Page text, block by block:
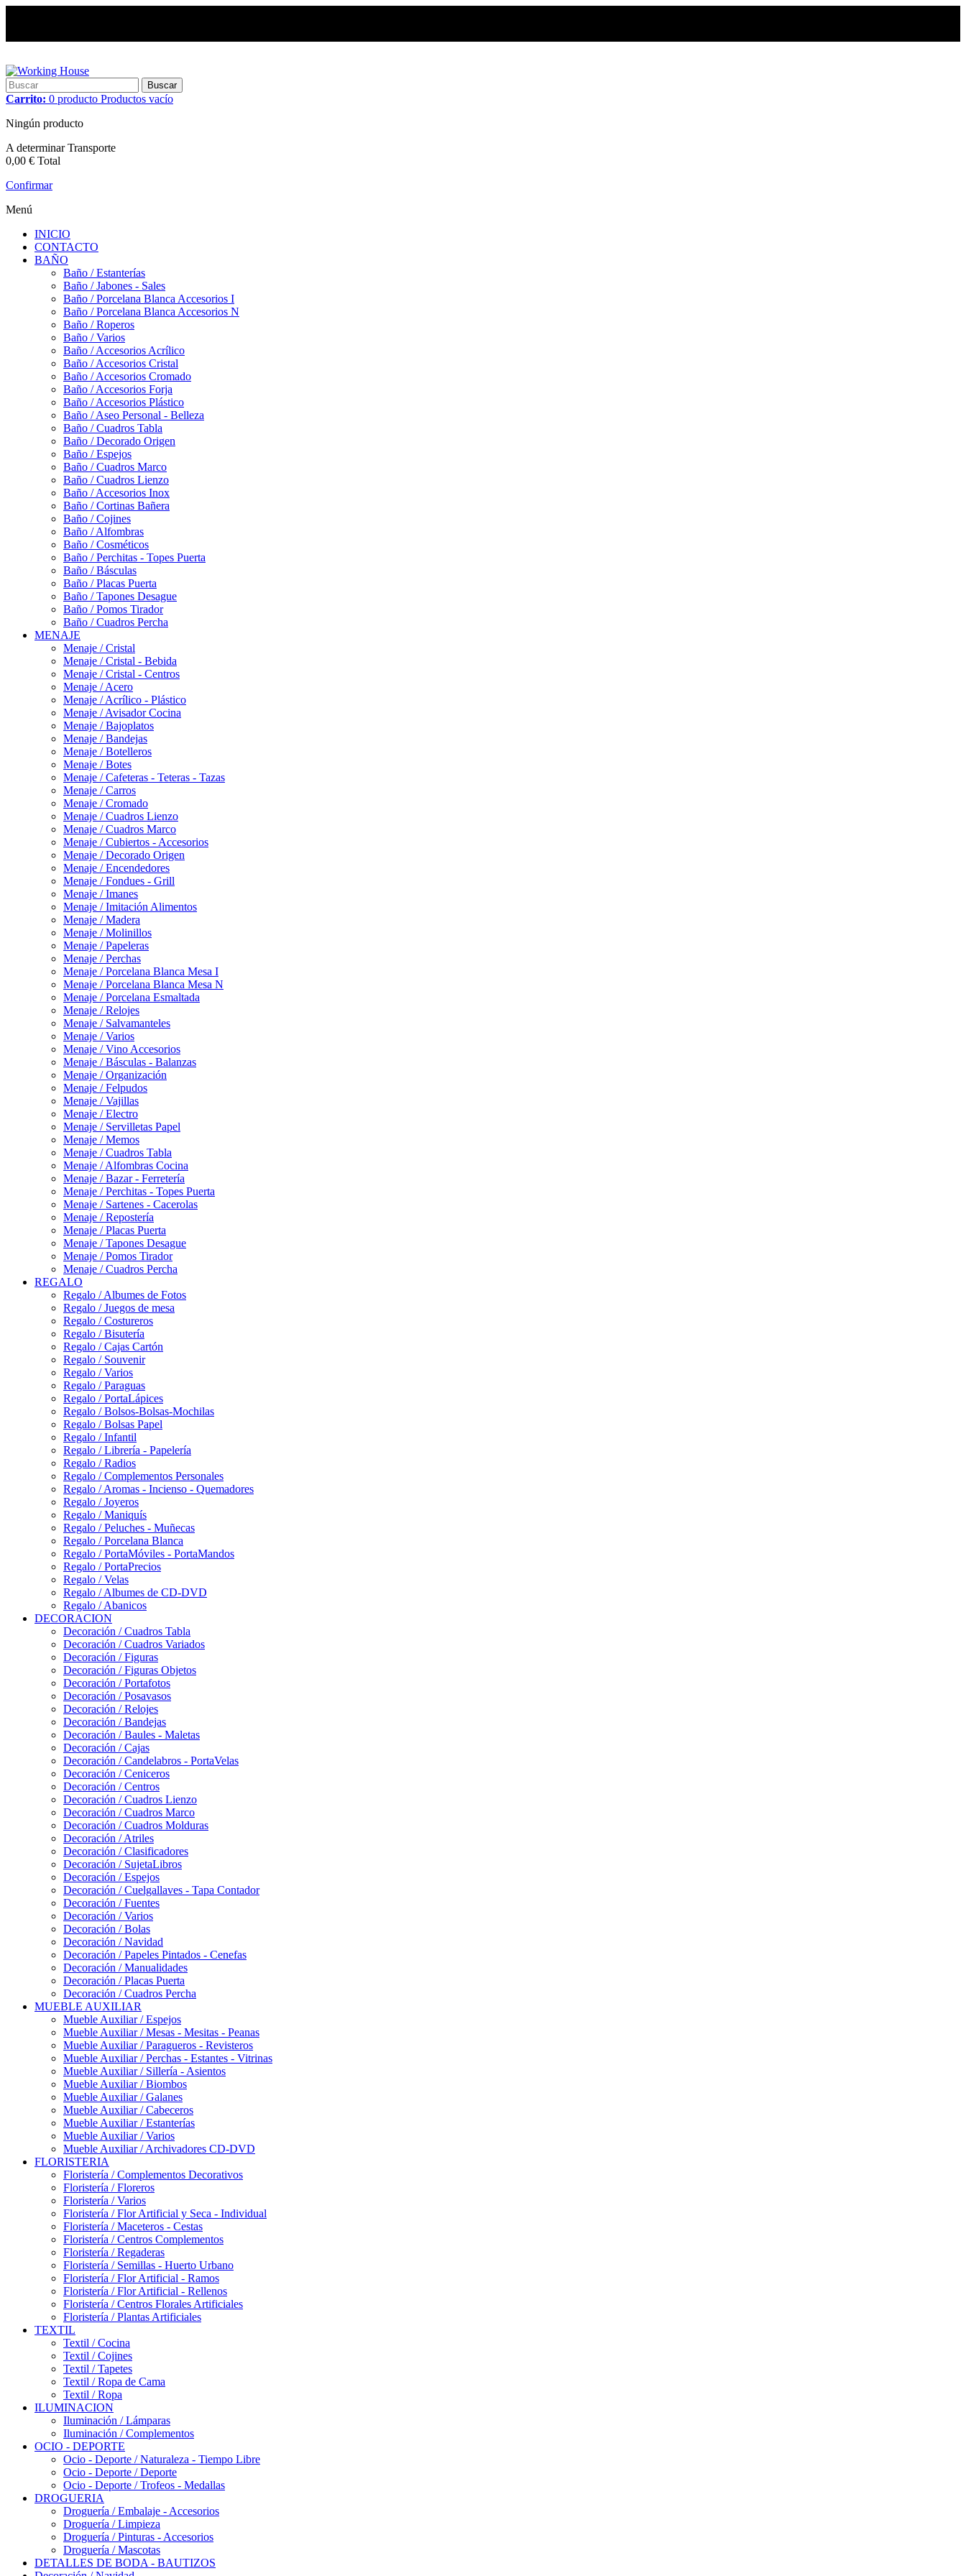
Buscar
Carrito: 0 producto Productos vacío
Ningún producto
A determinarTransporte
0,00 € Total
Confirmar
Menú
INICIO
CONTACTO
BAÑO
Baño / Estanterías
Baño / Jabones - Sales
Baño / Porcelana Blanca Accesorios I
Baño / Porcelana Blanca Accesorios N
Baño / Roperos
Baño / Varios
Baño / Accesorios Acrílico
Baño / Accesorios Cristal
Baño / Accesorios Cromado
Baño / Accesorios Forja
Baño / Accesorios Plástico
Baño / Aseo Personal - Belleza
Baño / Cuadros Tabla
Baño / Decorado Origen
Baño / Espejos
Baño / Cuadros Marco
Baño / Cuadros Lienzo
Baño / Accesorios Inox
Baño / Cortinas Bañera
Baño / Cojines
Baño / Alfombras
Baño / Cosméticos
Baño / Perchitas - Topes Puerta
Baño / Básculas
Baño / Placas Puerta
Baño / Tapones Desague
Baño / Pomos Tirador
Baño / Cuadros Percha
MENAJE
Menaje / Cristal
Menaje / Cristal - Bebida
Menaje / Cristal - Centros
Menaje / Acero
Menaje / Acrílico - Plástico
Menaje / Avisador Cocina
Menaje / Bajoplatos
Menaje / Bandejas
Menaje / Botelleros
Menaje / Botes
Menaje / Cafeteras - Teteras - Tazas
Menaje / Carros
Menaje / Cromado
Menaje / Cuadros Lienzo
Menaje / Cuadros Marco
Menaje / Cubiertos - Accesorios
Menaje / Decorado Origen
Menaje / Encendedores
Menaje / Fondues - Grill
Menaje / Imanes
Menaje / Imitación Alimentos
Menaje / Madera
Menaje / Molinillos
Menaje / Papeleras
Menaje / Perchas
Menaje / Porcelana Blanca Mesa I
Menaje / Porcelana Blanca Mesa N
Menaje / Porcelana Esmaltada
Menaje / Relojes
Menaje / Salvamanteles
Menaje / Varios
Menaje / Vino Accesorios
Menaje / Básculas - Balanzas
Menaje / Organización
Menaje / Felpudos
Menaje / Vajillas
Menaje / Electro
Menaje / Servilletas Papel
Menaje / Memos
Menaje / Cuadros Tabla
Menaje / Alfombras Cocina
Menaje / Bazar - Ferretería
Menaje / Perchitas - Topes Puerta
Menaje / Sartenes - Cacerolas
Menaje / Repostería
Menaje / Placas Puerta
Menaje / Tapones Desague
Menaje / Pomos Tirador
Menaje / Cuadros Percha
REGALO
Regalo / Albumes de Fotos
Regalo / Juegos de mesa
Regalo / Costureros
Regalo / Bisutería
Regalo / Cajas Cartón
Regalo / Souvenir
Regalo / Varios
Regalo / Paraguas
Regalo / PortaLápices
Regalo / Bolsos-Bolsas-Mochilas
Regalo / Bolsas Papel
Regalo / Infantil
Regalo / Librería - Papelería
Regalo / Radios
Regalo / Complementos Personales
Regalo / Aromas - Incienso - Quemadores
Regalo / Joyeros
Regalo / Maniquís
Regalo / Peluches - Muñecas
Regalo / Porcelana Blanca
Regalo / PortaMóviles - PortaMandos
Regalo / PortaPrecios
Regalo / Velas
Regalo / Albumes de CD-DVD
Regalo / Abanicos
DECORACION
Decoración / Cuadros Tabla
Decoración / Cuadros Variados
Decoración / Figuras
Decoración / Figuras Objetos
Decoración / Portafotos
Decoración / Posavasos
Decoración / Relojes
Decoración / Bandejas
Decoración / Baules - Maletas
Decoración / Cajas
Decoración / Candelabros - PortaVelas
Decoración / Ceniceros
Decoración / Centros
Decoración / Cuadros Lienzo
Decoración / Cuadros Marco
Decoración / Cuadros Molduras
Decoración / Atriles
Decoración / Clasificadores
Decoración / SujetaLibros
Decoración / Espejos
Decoración / Cuelgallaves - Tapa Contador
Decoración / Fuentes
Decoración / Varios
Decoración / Bolas
Decoración / Navidad
Decoración / Papeles Pintados - Cenefas
Decoración / Manualidades
Decoración / Placas Puerta
Decoración / Cuadros Percha
MUEBLE AUXILIAR
Mueble Auxiliar / Espejos
Mueble Auxiliar / Mesas - Mesitas - Peanas
Mueble Auxiliar / Paragueros - Revisteros
Mueble Auxiliar / Perchas - Estantes - Vitrinas
Mueble Auxiliar / Sillería - Asientos
Mueble Auxiliar / Biombos
Mueble Auxiliar / Galanes
Mueble Auxiliar / Cabeceros
Mueble Auxiliar / Estanterías
Mueble Auxiliar / Varios
Mueble Auxiliar / Archivadores CD-DVD
FLORISTERIA
Floristería / Complementos Decorativos
Floristería / Floreros
Floristería / Varios
Floristería / Flor Artificial y Seca - Individual
Floristería / Maceteros - Cestas
Floristería / Centros Complementos
Floristería / Regaderas
Floristería / Semillas - Huerto Urbano
Floristería / Flor Artificial - Ramos
Floristería / Flor Artificial - Rellenos
Floristería / Centros Florales Artificiales
Floristería / Plantas Artificiales
TEXTIL
Textil / Cocina
Textil / Cojines
Textil / Tapetes
Textil / Ropa de Cama
Textil / Ropa
ILUMINACION
Iluminación / Lámparas
Iluminación / Complementos
OCIO - DEPORTE
Ocio - Deporte / Naturaleza - Tiempo Libre
Ocio - Deporte / Deporte
Ocio - Deporte / Trofeos - Medallas
DROGUERIA
Droguería / Embalaje - Accesorios
Droguería / Limpieza
Droguería / Pinturas - Accesorios
Droguería / Mascotas
DETALLES DE BODA - BAUTIZOS